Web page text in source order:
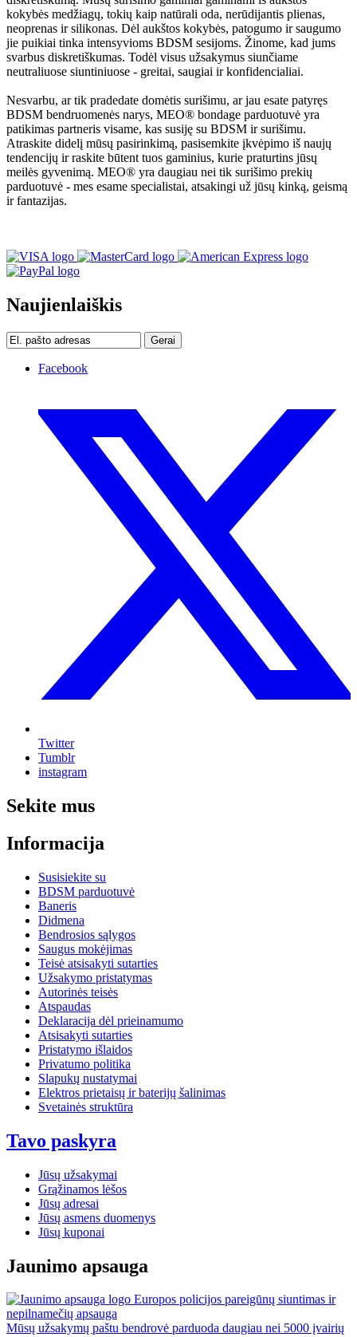
kokybės medžiagų, tokių kaip natūrali oda, nerūdijantis plienas,
neoprenas ir silikonas. Dėl aukštos kokybės, patogumo ir saugumo
jie puikiai tinka intensyvioms BDSM sesijoms. Žinome, kad jums
svarbus diskretiškumas. Todėl visus užsakymus siunčiame
neutraliuose siuntiniuose - greitai, saugiai ir konfidencialiai.
Nesvarbu, ar tik pradedate domėtis surišimu, ar jau esate patyręs
BDSM bendruomenės narys, MEO® bondage parduotuvė yra
patikimas partneris visame, kas susiję su BDSM ir surišimu.
Atraskite didelį mūsų pasirinkimą, pasisemkite įkvėpimo iš naujų
tendencijų ir raskite būtent tuos gaminius, kurie praturtins jūsų
meilės gyvenimą. MEO® yra daugiau nei tik surišimo prekių
parduotuvė - mes esame specialistai, atsakingi už jūsų kinką, geismą
ir fantazijas.
Naujienlaiškis
Gerai
Facebook
Twitter
Tumblr
instagram
Sekite mus
Informacija
Susisiekite su
BDSM parduotuvė
Baneris
Didmena
Bendrosios sąlygos
Saugus mokėjimas
Teisė atsisakyti sutarties
Užsakymo pristatymas
Autorinės teisės
Atspaudas
Deklaracija dėl prieinamumo
Atsisakyti sutarties
Pristatymo išlaidos
Privatumo politika
Slapukų nustatymai
Elektros prietaisų ir baterijų šalinimas
Svetainės struktūra
Tavo paskyra
Jūsų užsakymai
Grąžinamos lėšos
Jūsų adresai
Jūsų asmens duomenys
Jūsų kuponai
Jaunimo apsauga
Europos policijos pareigūnų siuntimas ir
nepilnamečių apsauga
Mūsų užsakymų paštu bendrovė parduoda daugiau nei 5000 įvairių